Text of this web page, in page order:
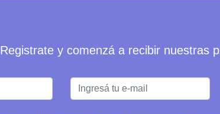
Registrate y comenzá a recibir nuestras